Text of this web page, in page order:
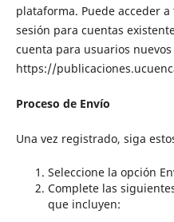
plataforma. Puede acceder
sesión para cuentas
cuenta para usuarios
https://
Proceso de Envío
Una vez registrado, siga
Seleccione la opción
Complete las
que incluyen: